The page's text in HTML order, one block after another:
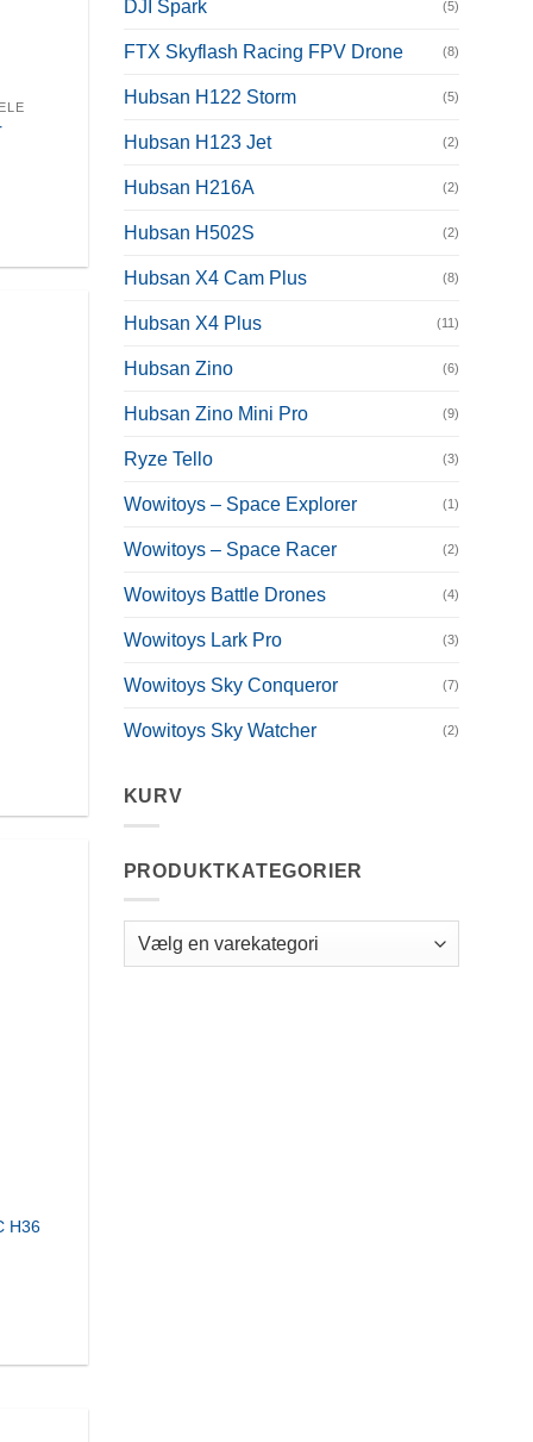
H36
DJI Spark (5)
FTX Skyflash Racing FPV Drone (8)
Hubsan H122 Storm (5)
Hubsan H123 Jet (2)
Hubsan H216A (2)
Hubsan H502S (2)
Hubsan X4 Cam Plus (8)
Hubsan X4 Plus (11)
Hubsan Zino (6)
Hubsan Zino Mini Pro (9)
Ryze Tello (3)
Wowitoys – Space Explorer (1)
Wowitoys – Space Racer (2)
Wowitoys Battle Drones (4)
Wowitoys Lark Pro (3)
Wowitoys Sky Conqueror (7)
Wowitoys Sky Watcher (2)
KURV
PRODUKTKATEGORIER